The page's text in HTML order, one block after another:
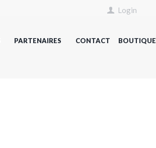
Login
PARTENAIRES CONTACT BOUTIQUE